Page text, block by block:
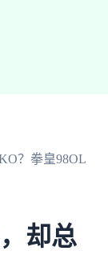
？拳皇98OL
却总